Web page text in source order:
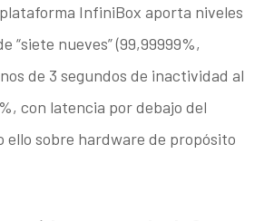
InfiniBox aporta niveles
“siete nueves” (99,99999%,
de 3 segundos de inactividad al
con latencia por debajo del
ello sobre hardware de propósito